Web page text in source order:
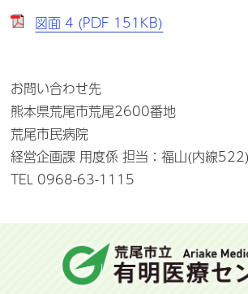
図面 4 (PDF 151KB)
お問い合わせ先
熊本県荒尾市荒尾2600番地
荒尾市民病院
経営企画課 用度係 担当：福山(内線522)
TEL 0968-63-1115